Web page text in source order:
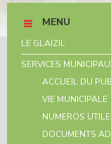
MENU
LE GLAIZIL
SERVICES
ACCUEIL DU
VIE MUNICIPALE
NUMEROS
DOCUMENTS